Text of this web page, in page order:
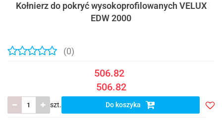
Kołnierz do pokryć wysokoprofilowanych VELUX
EDW 2000
(0)
506.82
506.82
szt. Do koszyka